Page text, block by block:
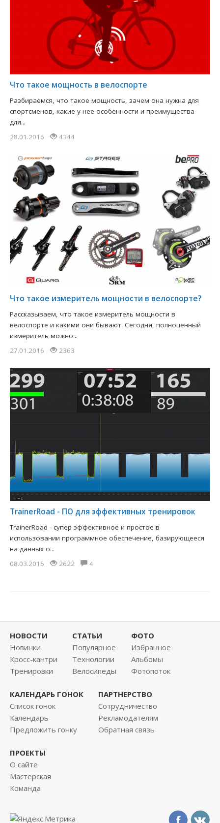
Что такое мощность в велоспорте
Разбираемся, что такое мощность, зачем она нужна для
спортсменов, какие у нее особенности и преимущества
для...
28.01.2016
4344
Что такое измеритель мощности в велоспорте?
Рассказываем, что такое измеритель мощности в
велоспорте и какими они бывают. Сегодня, полноценный
измеритель можно...
27.01.2016
2363
TrainerRoad - ПО для эффективных тренировок
TrainerRoad - супер эффективное и простое в
использовании программное обеспечение, базирующееся
на данных о...
08.03.2015
2622 4
НОВОСТИ
Новинки
Кросс-кантри
Тренировки
СТАТЬИ
Популярное
Технологии
Велосипеды
ФОТО
Избранное
Альбомы
Фотопоток
КАЛЕНДАРЬ ГОНОК
Список гонок
Календарь
Предложить гонку
ПАРТНЕРСТВО
Сотрудничество
Рекламодателям
Обратная связь
ПРОЕКТЫ
О сайте
Мастерская
Команда